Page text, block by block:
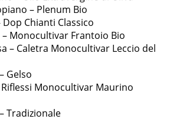
– Plenum Bio
Chianti Classico
– Monocultivar Frantoio Bio
– Caletra Monocultivar Leccio del
Gelso
Monocultivar Maurino
Tradizionale